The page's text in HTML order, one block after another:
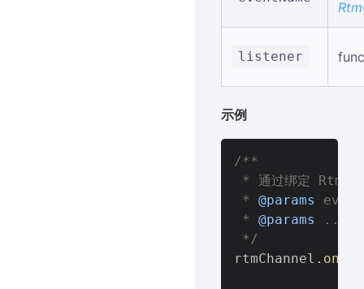
listener
示例
/**
* 通过绑定
* @params
* @params
*/
rtmChannel . on